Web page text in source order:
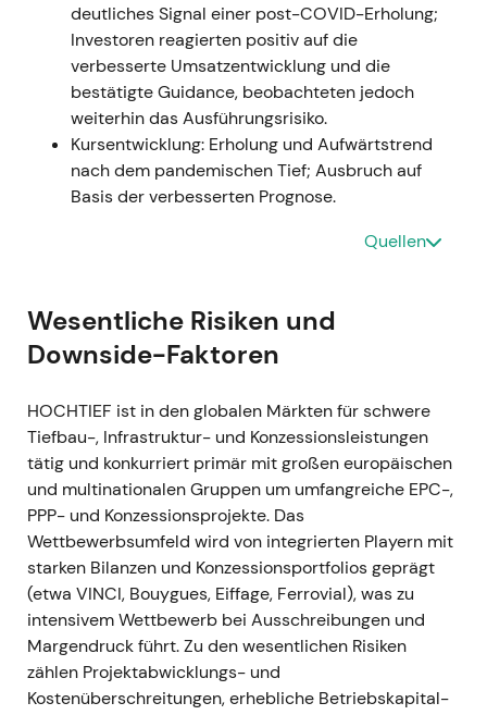
deutliches Signal einer post-COVID-Erholung;
Investoren reagierten positiv auf die
verbesserte Umsatzentwicklung und die
bestätigte Guidance, beobachteten jedoch
weiterhin das Ausführungsrisiko.
Kursentwicklung: Erholung und Aufwärtstrend
nach dem pandemischen Tief; Ausbruch auf
Basis der verbesserten Prognose.
(+26 % ggü. Vorjahr, vergleichbare Basis);
nominaler Nettogewinn €208 Mio. nach einer
außerordentlichen Belastung von €195 Mio.
Altprojekt in Chile; starke Cashgenerierung
und Nettoliquidität von rund €556 Mio.;
Dividendenvorschlag €1,91 je Aktie[3],[2].
Das operative Kerngeschäft bestätigte die
Erholungsthese, doch die Chile-Belastung
sorgte für Kursschwankungen und rückte
Projekt- und Rechtsrisiken aus der
Vergangenheit wieder in den Fokus der
Investoren.
Kursentwicklung: Volatile Seitwärtsbewegung
während der Verarbeitung des Einmaleffekts;
der übergeordnete Aufwärtstrend blieb intakt.
Quellen
Wesentliche Risiken und
Downside-Faktoren
HOCHTIEF ist in den globalen Märkten für schwere
Tiefbau-, Infrastruktur- und Konzessionsleistungen
tätig und konkurriert primär mit großen europäischen
und multinationalen Gruppen um umfangreiche EPC-,
PPP- und Konzessionsprojekte. Das
Wettbewerbsumfeld wird von integrierten Playern mit
starken Bilanzen und Konzessionsportfolios geprägt
(etwa VINCI, Bouygues, Eiffage, Ferrovial), was zu
intensivem Wettbewerb bei Ausschreibungen und
Margendruck führt. Zu den wesentlichen Risiken
zählen Projektabwicklungs- und
Kostenüberschreitungen, erhebliche Betriebskapital-